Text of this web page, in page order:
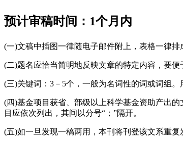
预计审稿时间：1个月内
(一)文稿中插图一律随电子邮件附上，表格一律排
(二)题名应恰当简明地反映文章的特定内容，要
(三)关键词：3－5个，一般为名词性的词或词组。
(四)基金项目获省、部级以上科学基金资助产出
目应依次列出，其间以分号“；”隔开。
(五)如一旦发现一稿两用，本刊将刊登该文系重